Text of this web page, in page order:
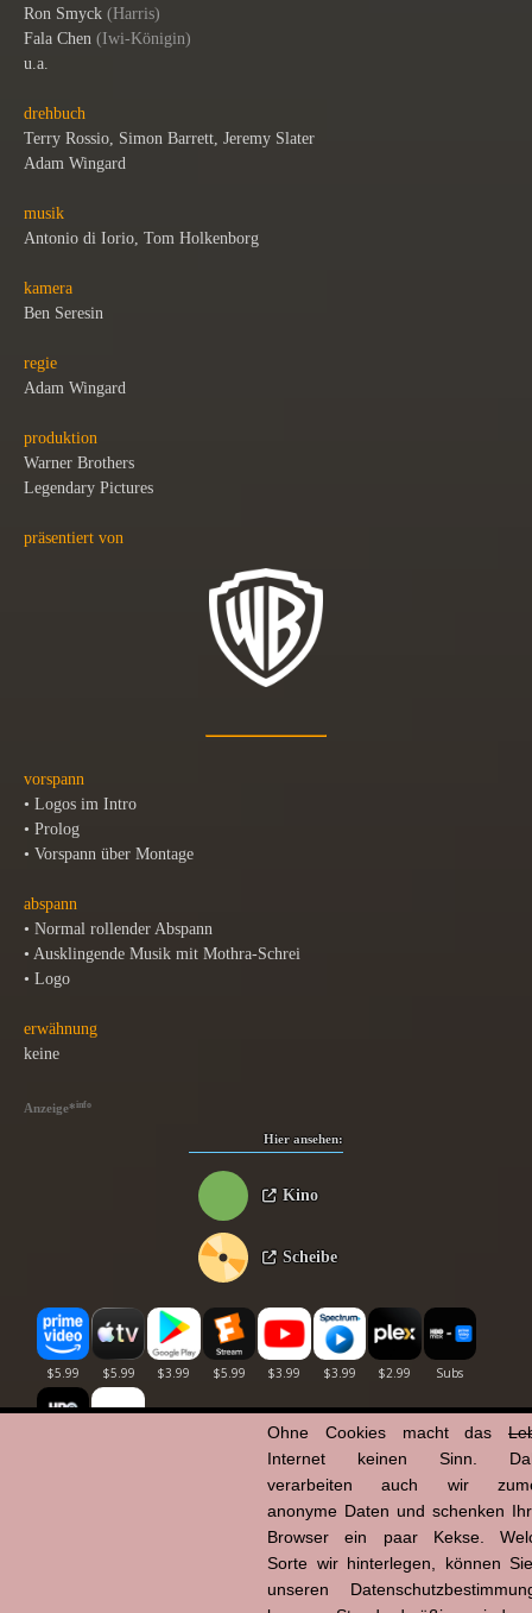
Ron Smyck (Harris)
Fala Chen (Iwi-Königin)
u.a.
drehbuch
Terry Rossio, Simon Barrett, Jeremy Slater
Adam Wingard
musik
Antonio di Iorio, Tom Holkenborg
kamera
Ben Seresin
regie
Adam Wingard
produktion
Warner Brothers
Legendary Pictures
präsentiert von
vorspann
• Logos im Intro
• Prolog
• Vorspann über Montage
abspann
• Normal rollender Abspann
• Ausklingende Musik mit Mothra-Schrei
• Logo
erwähnung
keine
Anzeige*info
Hier ansehen:
Kino
Scheibe
Powered by
Ohne Cookies macht das
Internet keinen Sinn.
verarbeiten auch wir
anonyme Daten und schenken
Browser ein paar Kekse.
Sorte wir hinterlegen, können
unseren